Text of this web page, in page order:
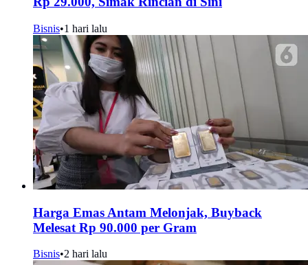
Bisnis•1 hari lalu
Harga Emas Antam Melonjak, Buyback
Melesat Rp 90.000 per Gram
Bisnis•2 hari lalu